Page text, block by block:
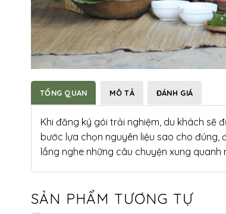
TỔNG QUAN MÔ TẢ ĐÁNH GIÁ
Khi đăng ký gói trải nghiệm, du khách sẽ
bước lựa chọn nguyên liệu sao cho
lắng nghe những câu chuyện xung
SẢN PHẨM TƯƠNG TỰ